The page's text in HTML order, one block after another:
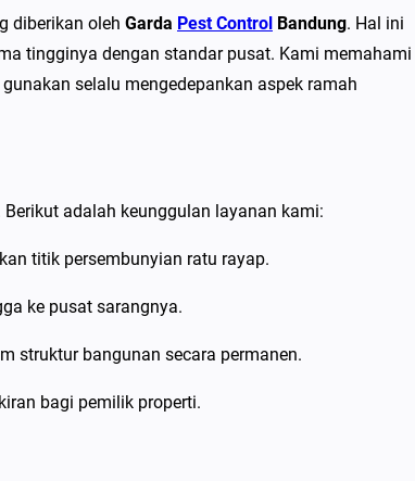
diberikan oleh Garda Pest Control Bandung. Hal ini
tingginya dengan standar pusat. Kami memahami
selalu mengedepankan aspek ramah
adalah keunggulan layanan kami:
titik persembunyian ratu rayap.
ke pusat sarangnya.
struktur bangunan secara permanen.
bagi pemilik properti.